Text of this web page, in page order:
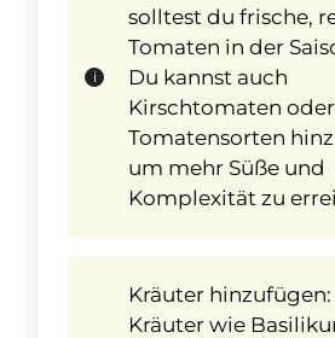
solltest du frische,
Tomaten in der
Du kannst auch
Kirschtomaten
Tomatensorten
um mehr Süße und
Komplexität zu
Kräuter
Kräuter wie